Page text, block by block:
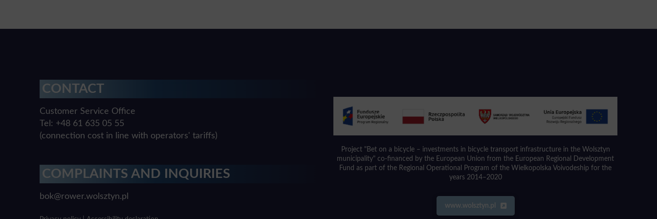
CONTACT
Customer Service Office
Tel: +48 61 635 05 55
(connection cost in line with operators' tariffs)
COMPLAINTS AND INQUIRIES
bok@rower.wolsztyn.pl
Project "Bet on a bicycle – investments in bicycle transport infrastructure in the Wolsztyn
municipality" co-financed by the European Union from the European Regional Development
Fund as part of the Regional Operational Program of the Wielkopolska Voivodeship for the
years 2014–2020
www.wolsztyn.pl